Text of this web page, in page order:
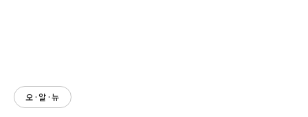
오·알·뉴